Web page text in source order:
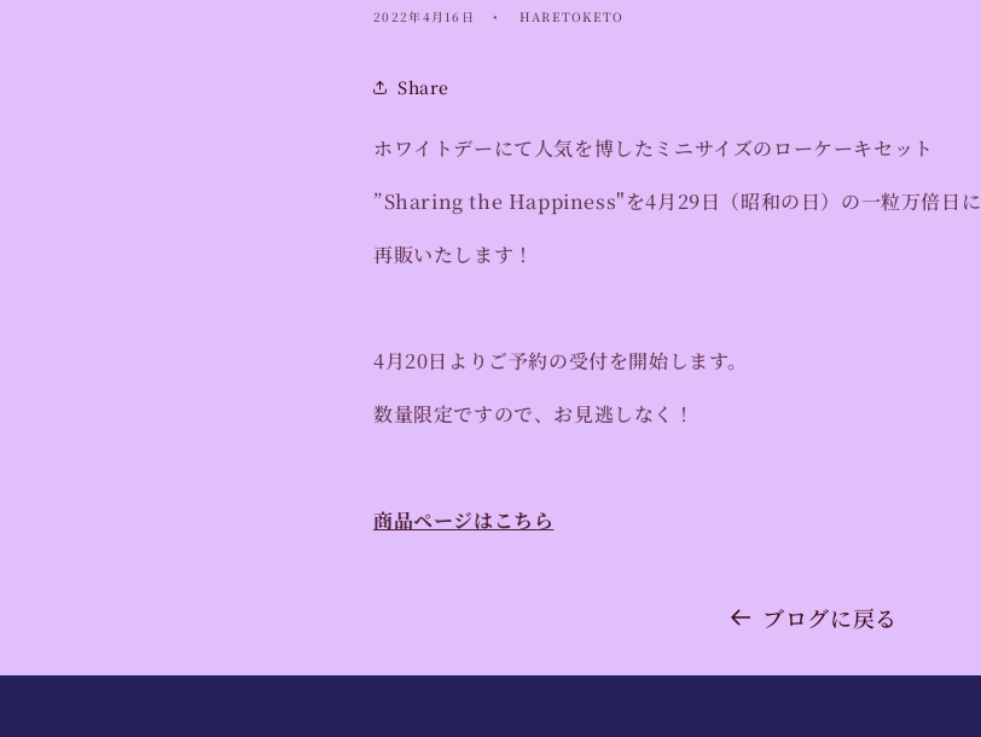
2022年4月16日 HARETOKETO
Share
ホワイトデーにて人気を博したミニサイズのローケーキセット
”Sharing the Happiness"を4月29日（昭和の日）の一粒万倍日に
再販いたします！
4月20日よりご予約の受付を開始します。
数量限定ですので、お見逃しなく！
商品ページはこちら
ブログに戻る